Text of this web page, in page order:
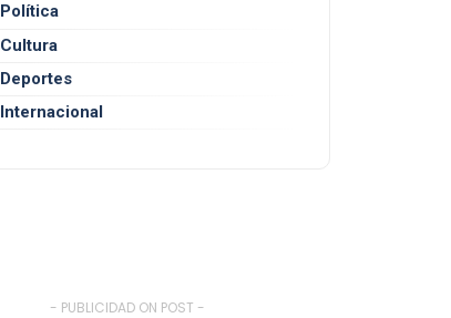
Política
Cultura
Deportes
Internacional
- PUBLICIDAD ON POST -